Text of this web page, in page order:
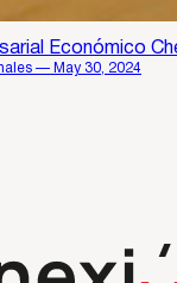
Económico
— May 30, 2024